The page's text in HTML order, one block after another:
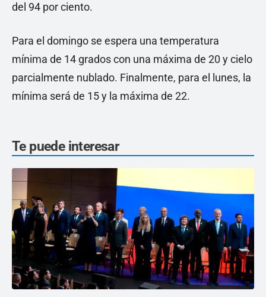
del 94 por ciento.
Para el domingo se espera una temperatura
mínima de 14 grados con una máxima de 20 y cielo
parcialmente nublado. Finalmente, para el lunes, la
mínima será de 15 y la máxima de 22.
Te puede interesar